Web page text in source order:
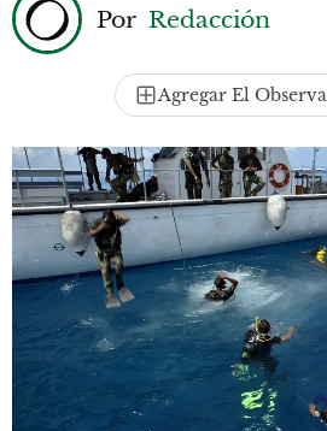
Por Redacción
Agregar El